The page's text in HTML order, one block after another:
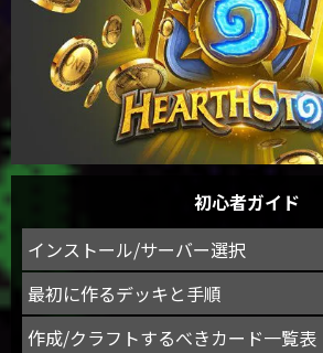
初心者ガイド
インストール/サーバー選択
最初に作るデッキと手順
作成/クラフトするべきカード一覧表